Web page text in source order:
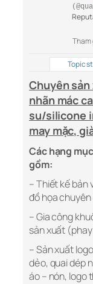
Tham
Topic
Chuyên
nhãn mác
su/silicone
may mặc,
Các hạng
gồm:
– Thiết kế bản
đồ họa
– Gia công
sản xuất
– Sản xuất
dẻo, quai dép
áo – nón, logo